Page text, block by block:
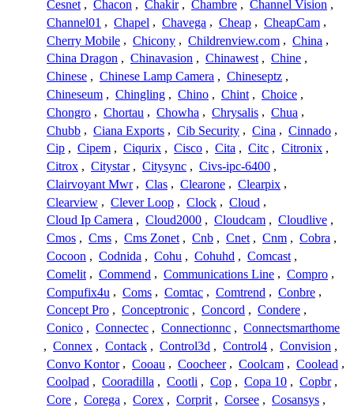
Cesnet , Chacon , Chakir , Chambre , Channel Vision ,
Channel01 , Chapel , Chavega , Cheap , CheapCam ,
Cherry Mobile , Chicony , Childrenview.com , China ,
China Dragon , Chinavasion , Chinawest , Chine ,
Chinese , Chinese Lamp Camera , Chineseptz ,
Chineseum , Chingling , Chino , Chint , Choice ,
Chongro , Chortau , Chowha , Chrysalis , Chua ,
Chubb , Ciana Exports , Cib Security , Cina , Cinnado ,
Cip , Cipem , Ciqurix , Cisco , Cita , Citc , Citronix ,
Citrox , Citystar , Citysync , Civs-ipc-6400 ,
Clairvoyant Mwr , Clas , Clearone , Clearpix ,
Clearview , Clever Loop , Clock , Cloud ,
Cloud Ip Camera , Cloud2000 , Cloudcam , Cloudlive ,
Cmos , Cms , Cms Zonet , Cnb , Cnet , Cnm , Cobra ,
Cocoon , Codnida , Cohu , Cohuhd , Comcast ,
Comelit , Commend , Communications Line , Compro ,
Compufix4u , Coms , Comtac , Comtrend , Conbre ,
Concept Pro , Conceptronic , Concord , Condere ,
Conico , Connectec , Connectionnc , Connectsmarthome
, Connex , Contack , Control3d , Control4 , Convision ,
Convo Kontor , Cooau , Coocheer , Coolcam , Coolead ,
Coolpad , Cooradilla , Cootli , Cop , Copa 10 , Copbr ,
Core , Corega , Corex , Corprit , Corsee , Cosansys ,